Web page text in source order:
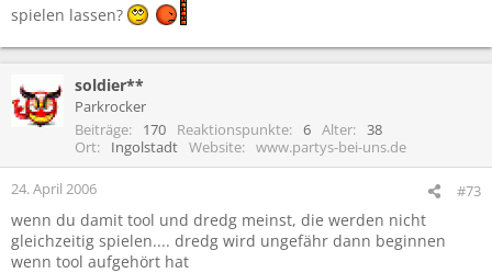
spielen lassen?
soldier**
Parkrocker
Beiträge
170 Reaktionspunkte 6 Alter
38
Ort
Ingolstadt Website www.partys-bei-uns.de
24. April 2006 #73
wenn du damit tool und dredg meinst, die werden nicht
gleichzeitig spielen.... dredg wird ungefähr dann beginnen
wenn tool aufgehört hat